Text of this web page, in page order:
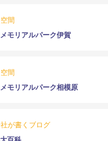
間
モリアルパーク伊賀
間
モリアルパーク相模原
が書くブログ